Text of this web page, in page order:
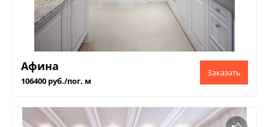
Афина
106400 руб./пог. м